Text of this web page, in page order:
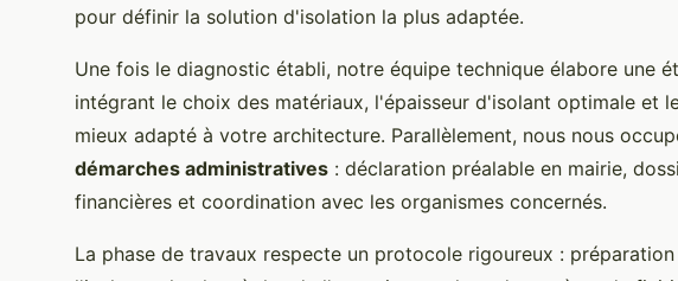
pour définir la solution d'isolation la plus adaptée.
Une fois le diagnostic établi, notre équipe technique élabore une
intégrant le choix des matériaux, l'épaisseur d'isolant optimale et
mieux adapté à votre architecture. Parallèlement, nous nous
démarches administratives : déclaration préalable en mairie,
financières et coordination avec les organismes concernés.
La phase de travaux respecte un protocole rigoureux :